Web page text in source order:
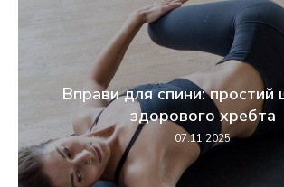
Вправи для спини: простий
здорового хребта
07.11.2025